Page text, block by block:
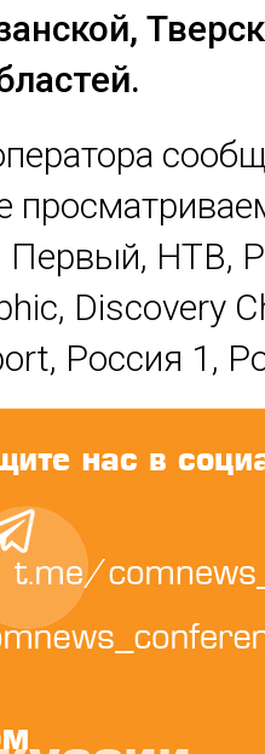
Первый, НТВ,
Discovery
Россия 1,